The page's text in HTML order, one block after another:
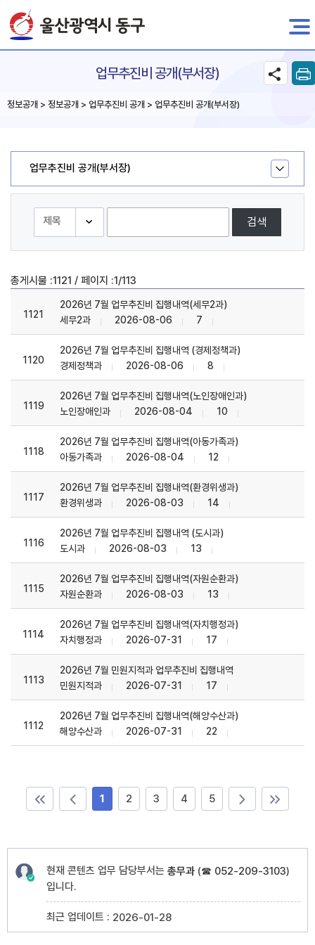
전자민원
업무추진비 공개(부서장)
정보공개 > 정보공개 > 업무추진비 공개 > 업무추진비 공개(부서장)
업무추진비 공개(부서장)
검색
총게시물 :1121 / 페이지 :1/113
1121
2026년 7월 업무추진비 집행내역(세무2과)
세무2과
2026-08-06 7
1120
2026년 7월 업무추진비 집행내역 (경제정책과)
경제정책과
2026-08-06 8
1119
2026년 7월 업무추진비 집행내역(노인장애인과)
노인장애인과
2026-08-04 10
1118
2026년 7월 업무추진비 집행내역(아동가족과)
아동가족과
2026-08-04 12
1117
2026년 7월 업무추진비 집행내역(환경위생과)
환경위생과
2026-08-03 14
1116
2026년 7월 업무추진비 집행내역 (도시과)
도시과
2026-08-03 13
1115
2026년 7월 업무추진비 집행내역(자원순환과)
자원순환과
2026-08-03 13
1114
2026년 7월 업무추진비 집행내역(자치행정과)
자치행정과
2026-07-31 17
1113
2026년 7월 민원지적과 업무추진비 집행내역
민원지적과
2026-07-31 17
1112
2026년 7월 업무추진비 집행내역(해양수산과)
해양수산과
2026-07-31 22
1 2 3 4 5
현재 콘텐츠 업무 담당부서는 총무과 (☎ 052-209-3103)
입니다.
최근 업데이트 : 2026-01-28